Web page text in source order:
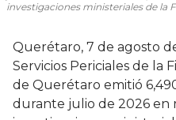
investigaciones ministeriales de la
Querétaro, 7 de agosto
Servicios Periciales de la
de Querétaro emitió
durante julio de 2026 en